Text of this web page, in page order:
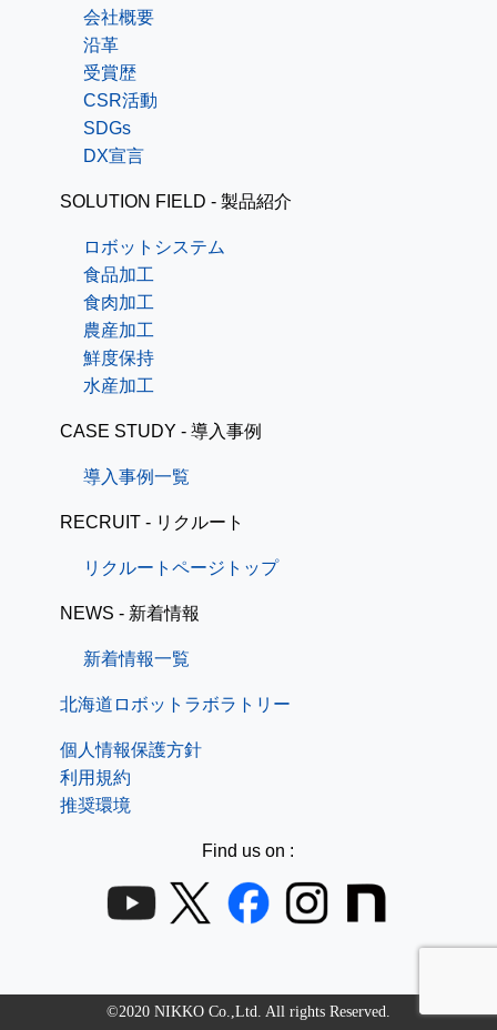
会社概要
沿革
受賞歴
CSR活動
SDGs
DX宣言
SOLUTION FIELD - 製品紹介
ロボットシステム
食品加工
食肉加工
農産加工
鮮度保持
水産加工
CASE STUDY - 導入事例
導入事例一覧
RECRUIT - リクルート
リクルートページトップ
NEWS - 新着情報
新着情報一覧
北海道ロボットラボラトリー
個人情報保護方針
利用規約
推奨環境
Find us on :
©2020 NIKKO Co.,Ltd. All rights Reserved.